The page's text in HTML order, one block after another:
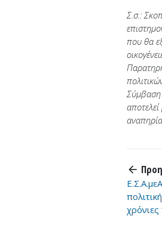
Σ.σ.:
που θα
Σύμβαση
arrow_back